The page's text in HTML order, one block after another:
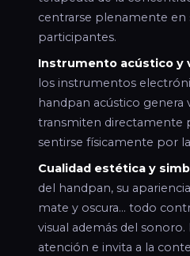
centrarse plenamente en
participantes.
Instrumento acústico y
los instrumentos
handpan acústico genera
transmiten directamente
sentirse físicamente por
Cualidad estética y
del handpan, su
mate y oscura... todo
visual además del
atención e invita a la